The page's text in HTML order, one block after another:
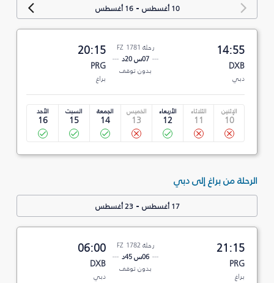
10 أغسطس -16 أغسطس
14:55
DXB
دبي
رحلة FZ 1781
07س 20د
بدون توقف
20:15
PRG
براغ
الإثنين
10
الثلاثاء
11
الأربعاء
12
الخميس
13
الجمعة
14
السبت
15
الأحد
16
الرحلة من براغ إلى دبي
17 أغسطس -23 أغسطس
21:15
PRG
براغ
رحلة FZ 1782
06س 45د
بدون توقف
06:00
DXB
دبي